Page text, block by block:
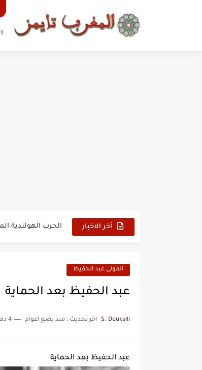
أخر الاخبار زيارة الحسن الثاني
المنتخب المغربي
المولى عبد الحفيظ
عبد الحفيظ بعد الحماية
S. Doukalli اخر تحديث : منذ بضع اعوام 4 دقائق للقراءة
عبد الحفيظ بعد الحماية